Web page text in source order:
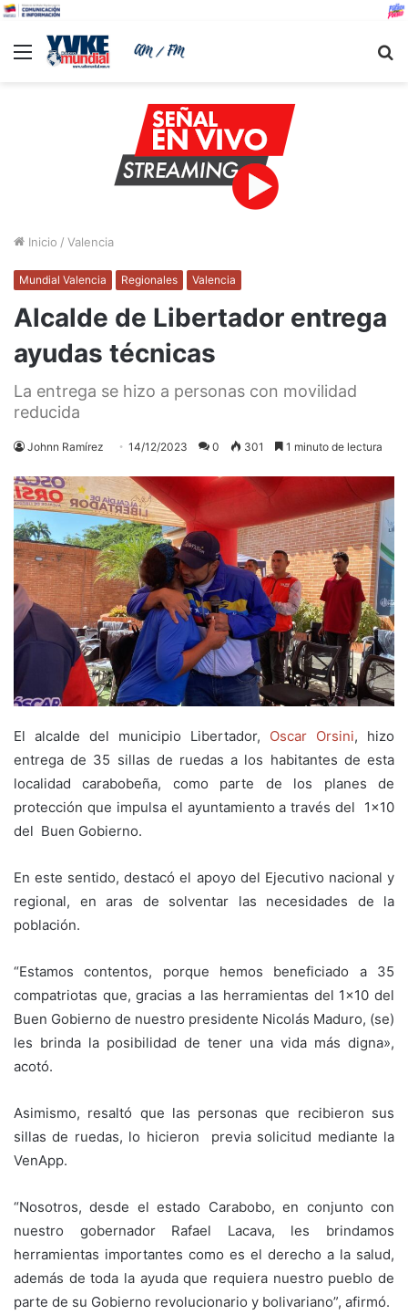
Menu
Inicio / Valencia
Mundial Valencia Regionales Valencia
Alcalde de Libertador entrega
ayudas técnicas
La entrega se hizo a personas con movilidad
reducida
Johnn Ramírez 14/12/2023 0 301 1 minuto de lectura
El alcalde del municipio Libertador, Oscar Orsini, hizo
entrega de 35 sillas de ruedas a los habitantes de esta
localidad carabobeña, como parte de los planes de
protección que impulsa el ayuntamiento a través del 1×10
del Buen Gobierno.
En este sentido, destacó el apoyo del Ejecutivo nacional y
regional, en aras de solventar las necesidades de la
población.
“Estamos contentos, porque hemos beneficiado a 35
compatriotas que, gracias a las herramientas del 1×10 del
Buen Gobierno de nuestro presidente Nicolás Maduro, (se)
les brinda la posibilidad de tener una vida más digna»,
acotó.
Asimismo, resaltó que las personas que recibieron sus
sillas de ruedas, lo hicieron previa solicitud mediante la
VenApp.
“Nosotros, desde el estado Carabobo, en conjunto con
nuestro gobernador Rafael Lacava, les brindamos
herramientas importantes como es el derecho a la salud,
además de toda la ayuda que requiera nuestro pueblo de
parte de su Gobierno revolucionario y bolivariano”, afirmó.